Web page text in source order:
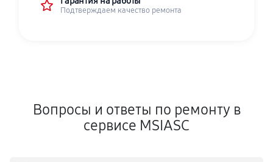
Подтверждаем качество ремонта
Вопросы и ответы по ремонту в
сервисе MSIASC